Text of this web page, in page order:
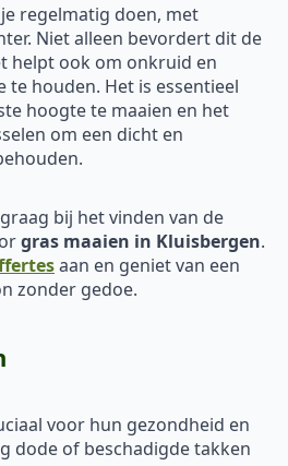
regelmatig doen, met
Niet alleen bevordert dit de
helpt ook om onkruid en
houden. Het is essentieel
hoogte te maaien en het
om een dicht en
bij het vinden van de
gras maaien in Kluisbergen.
aan en geniet van een
zonder gedoe.
voor hun gezondheid en
dode of beschadigde takken